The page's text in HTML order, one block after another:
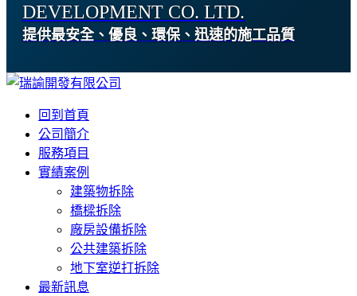
DEVELOPMENT CO. LTD.
提供最安全、優良、環保、迅速的施工品質
回到首頁
公司簡介
服務項目
實績案例
建築物拆除
橋樑拆除
廠房設備拆除
公共建築拆除
地下室逆打拆除
最新訊息